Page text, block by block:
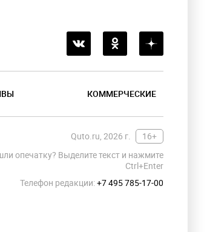
КОММЕРЧЕСКИЕ
Quto.ru, 2026 г.
16+
опечатку? Выделите текст и нажмите
Ctrl+Enter
Телефон редакции:+7 495 785-17-00